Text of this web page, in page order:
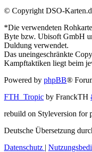
© Copyright DSO-
*Die verwendeten
Byte bzw. Ubisoft GmbH
Duldung verwendet.
Das uneingeschränkte
Kampftaktiken liegt beim
Powered by phpBB®
FTH_Tropic by FranckTH
rebuild on Styleversion for
Deutsche Übersetzung
Datenschutz |